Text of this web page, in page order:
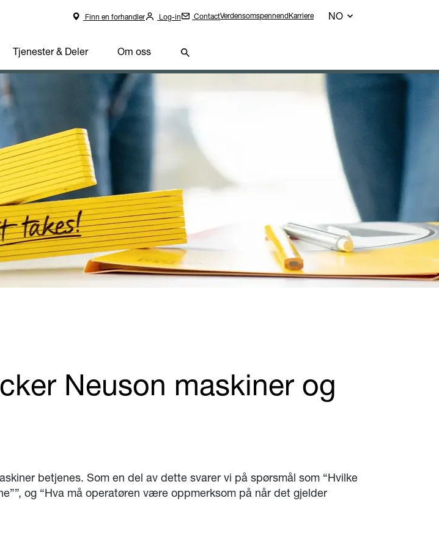
Finn en forhandler Log-in ContactVerdensomspennendKarriere NO
Tjenester & Deler Om oss
Neuson maskiner og
betjenes. Som en del av dette svarer vi på spørsmål som “Hvilke
og “Hva må operatøren være oppmerksom på når det gjelder